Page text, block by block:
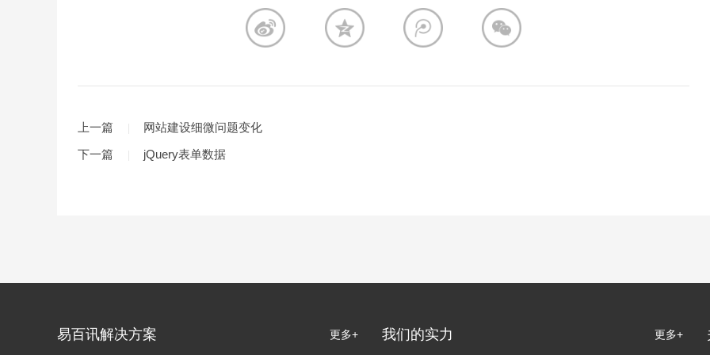
上一篇
网站建设细微问题变化
下一篇
jQuery表单数据
易百讯解决方案 更多+ 我们的实力 更多+